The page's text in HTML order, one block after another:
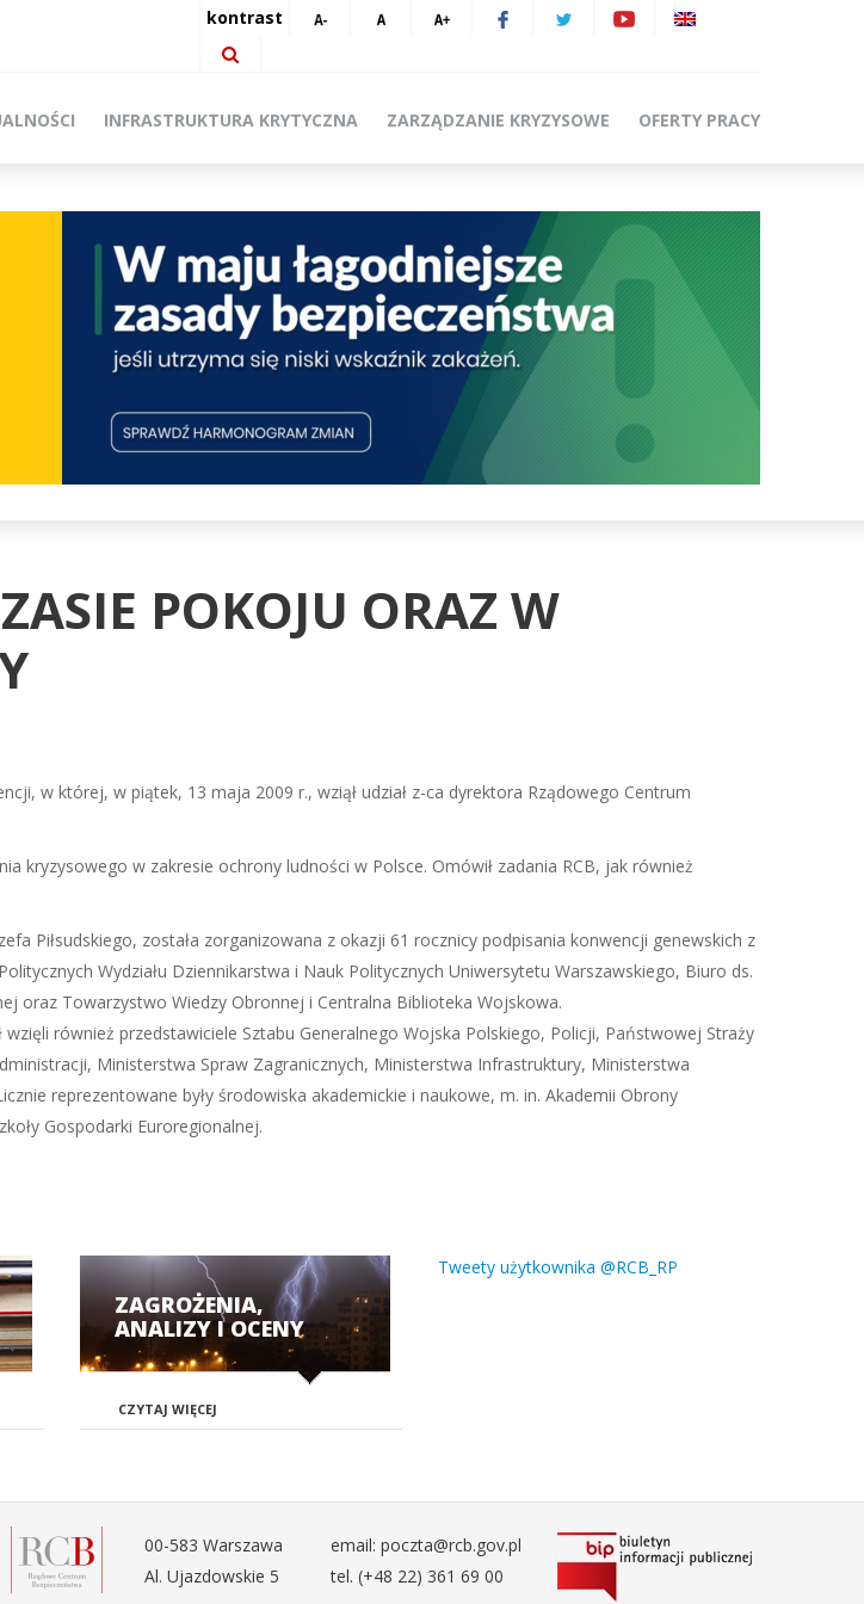
kontrast
INFRASTRUKTURA KRYTYCZNA ZARZĄDZANIE KRYZYSOWE OFERTY PRACY
POKOJU ORAZ W
w której, w piątek, 13 maja 2009 r., wziął udział z-ca dyrektora Rządowego Centrum
kryzysowego w zakresie ochrony ludności w Polsce. Omówił zadania RCB, jak również
Piłsudskiego, została zorganizowana z okazji 61 rocznicy podpisania konwencji genewskich z
Wydziału Dziennikarstwa i Nauk Politycznych Uniwersytetu Warszawskiego, Biuro ds.
oraz Towarzystwo Wiedzy Obronnej i Centralna Biblioteka Wojskowa.
również przedstawiciele Sztabu Generalnego Wojska Polskiego, Policji, Państwowej Straży
Ministerstwa Spraw Zagranicznych, Ministerstwa Infrastruktury, Ministerstwa
reprezentowane były środowiska akademickie i naukowe, m. in. Akademii Obrony
Gospodarki Euroregionalnej.
ZAGROŻENIA,
ANALIZY I OCENY
CZYTAJ WIĘCEJ
Tweety użytkownika @RCB_RP
00-583 Warszawa
Al. Ujazdowskie 5
email: poczta@rcb.gov.pl
tel. (+48 22) 361 69 00